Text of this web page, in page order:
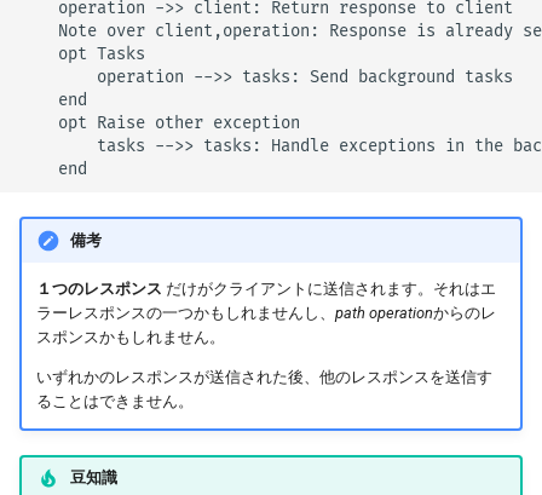
    operation ->> client: Return response to client
Note over client,operation: Response is already
    opt Tasks
        operation -->> tasks: Send background tasks
    end
    opt Raise other exception
tasks -->> tasks: Handle exceptions in the
    end
備考
１つのレスポンス だけがクライアントに送信されます。それはエ
ラーレスポンスの一つかもしれませんし、 path operationからのレ
スポンスかもしれません。
いずれかのレスポンスが送信された後、他のレスポンスを送信す
ることはできません。
豆知識